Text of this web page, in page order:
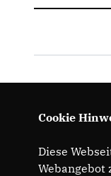
Cookie
Diese